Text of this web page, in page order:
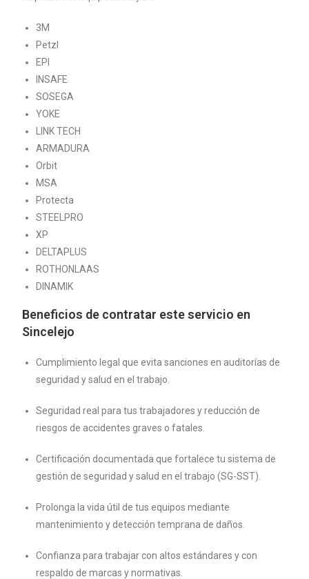
3M
Petzl
EPI
INSAFE
SOSEGA
YOKE
LINK TECH
ARMADURA
Orbit
MSA
Protecta
STEELPRO
XP
DELTAPLUS
ROTHONLAAS
DINAMIK
Beneficios de contratar este servicio en
Sincelejo
Cumplimiento legal que evita sanciones en auditorías de
seguridad y salud en el trabajo.
Seguridad real para tus trabajadores y reducción de
riesgos de accidentes graves o fatales.
Certificación documentada que fortalece tu sistema de
gestión de seguridad y salud en el trabajo (SG-SST).
Prolonga la vida útil de tus equipos mediante
mantenimiento y detección temprana de daños.
Confianza para trabajar con altos estándares y con
respaldo de marcas y normativas.